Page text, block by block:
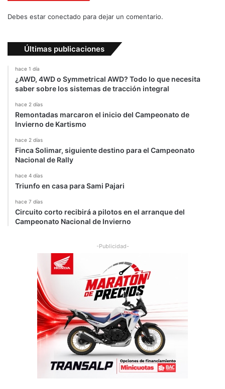
l
o
m
Debes estar conectado para dejar un comentario.
Últimas publicaciones
hace 1 día
¿AWD, 4WD o Symmetrical AWD? Todo lo que necesita
saber sobre los sistemas de tracción integral
hace 2 días
Remontadas marcaron el inicio del Campeonato de
Invierno de Kartismo
hace 2 días
Finca Solimar, siguiente destino para el Campeonato
Nacional de Rally
hace 4 días
Triunfo en casa para Sami Pajari
hace 7 días
Circuito corto recibirá a pilotos en el arranque del
Campeonato Nacional de Invierno
-Publicidad-